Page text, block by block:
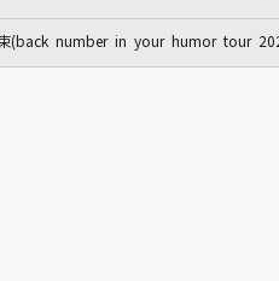
束(back number in your humor tour